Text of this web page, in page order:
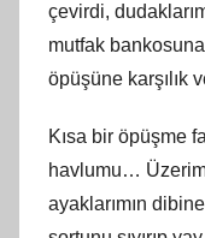
çevirdi,
mutfak bankosuna
öpüşüne karşılık
Kısa bir öpüşme
havlumu…
ayaklarımın